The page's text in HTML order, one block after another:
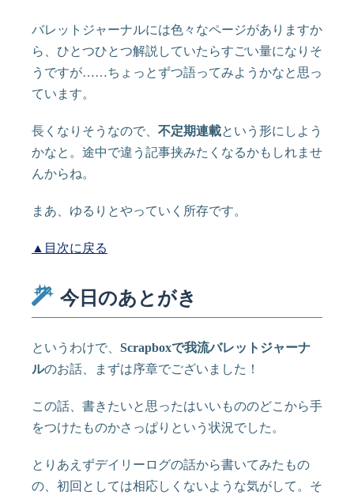
バレットジャーナルには色々なページがありますか
ら、ひとつひとつ解説していたらすごい量になりそ
うですが……ちょっとずつ語ってみようかなと思っ
ています。
長くなりそうなので、 不定期連載という形にしよう
かなと。途中で違う記事挟みたくなるかもしれませ
んからね。
まあ、ゆるりとやっていく所存です。
▲目次に戻る
今日のあとがき
というわけで、 Scrapboxで我流バレットジャーナ
ルのお話、まずは序章でございました！
この話、書きたいと思ったはいいもののどこから手
をつけたものかさっぱりという状況でした。
とりあえずデイリーログの話から書いてみたもの
の、初回としては相応しくないような気がして。そ